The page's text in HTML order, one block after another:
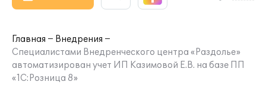
Главная
Внедрения
Специалистами Внедренческого центра «Раздолье»
автоматизирован учет ИП Казимовой Е.В. на базе ПП
«1С:Розница 8»